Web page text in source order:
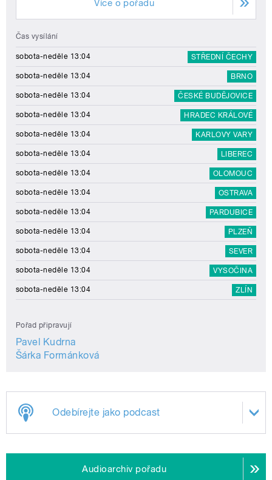
Více o pořadu
Čas vysílání
sobota-neděle 13:04 STŘEDNÍ ČECHY
sobota-neděle 13:04 BRNO
sobota-neděle 13:04 ČESKÉ BUDĚJOVICE
sobota-neděle 13:04 HRADEC KRÁLOVÉ
sobota-neděle 13:04 KARLOVY VARY
sobota-neděle 13:04 LIBEREC
sobota-neděle 13:04 OLOMOUC
sobota-neděle 13:04 OSTRAVA
sobota-neděle 13:04 PARDUBICE
sobota-neděle 13:04 PLZEŇ
sobota-neděle 13:04 SEVER
sobota-neděle 13:04 VYSOČINA
sobota-neděle 13:04 ZLÍN
Pořad připravují
Pavel Kudrna
Šárka Formánková
Odebírejte jako podcast
Audioarchiv pořadu